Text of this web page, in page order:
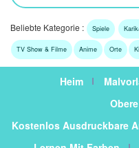
Beliebte Kategorie : Spiele
TV Show & Filme Anime Orte
Heim
Kostenlos Ausdruckbare